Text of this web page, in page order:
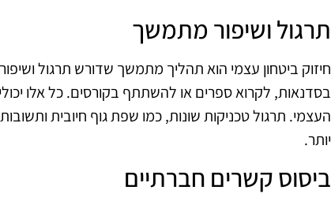
תרגול ושיפור מתמשך
חיזוק ביטחון עצמי הוא תהליך מתמשך שדורש תרגול
בסדנאות, לקרוא ספרים או להשתתף בקורסים. כל אלו
העצמי. תרגול טכניקות שונות, כמו שפת גוף חיובית
יותר.
ביסוס קשרים חברתיים